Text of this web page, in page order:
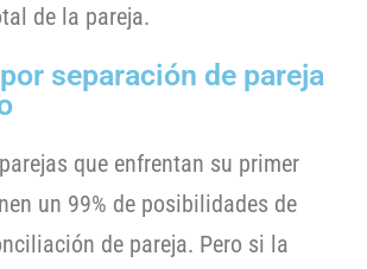
de la pareja.
separación de pareja
que enfrentan su primer
un 99% de posibilidades de
de pareja. Pero si la